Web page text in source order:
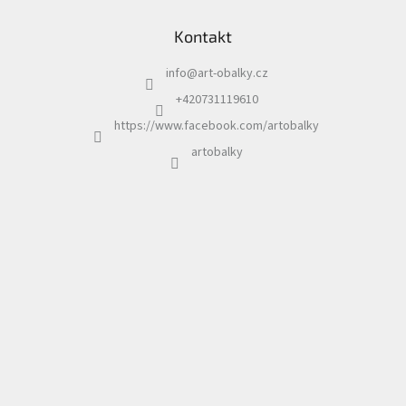
Kontakt
info@art-obalky.cz
+420731119610
https://www.facebook.com/artobalky
artobalky